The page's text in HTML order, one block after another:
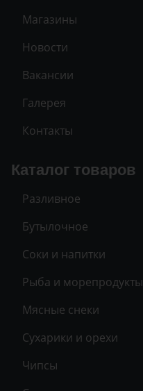
Магазины
Новости
Вакансии
Галерея
Контакты
Каталог товаров
Разливное
Бутылочное
Соки и напитки
Рыба и морепродукты
Мясные снеки
Сухарики и орехи
Чипсы